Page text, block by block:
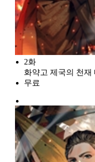
2화
화약고 제국의 천재
무료